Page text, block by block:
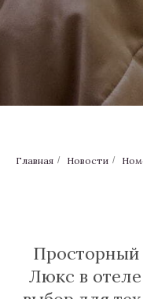
Главная / Новости /
Люкс в отеле